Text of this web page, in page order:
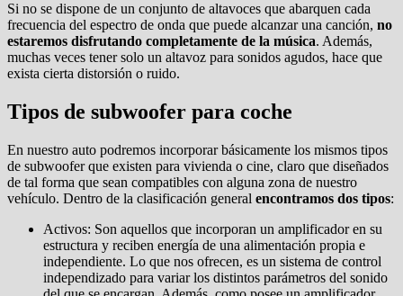
Si no se dispone de un conjunto de altavoces que abarquen cada
frecuencia del espectro de onda que puede alcanzar una canción, no
estaremos disfrutando completamente de la música. Además,
muchas veces tener solo un altavoz para sonidos agudos, hace que
exista cierta distorsión o ruido.
Tipos de subwoofer para coche
En nuestro auto podremos incorporar básicamente los mismos tipos
de subwoofer que existen para vivienda o cine, claro que diseñados
de tal forma que sean compatibles con alguna zona de nuestro
vehículo. Dentro de la clasificación general encontramos dos tipos:
Activos: Son aquellos que incorporan un amplificador en su
estructura y reciben energía de una alimentación propia e
independiente. Lo que nos ofrecen, es un sistema de control
independizado para variar los distintos parámetros del sonido